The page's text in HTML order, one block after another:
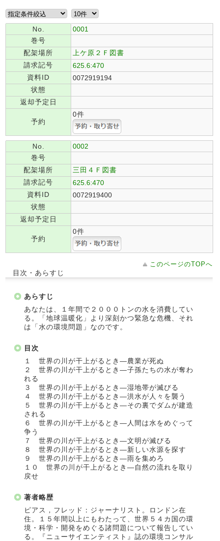
No.
0001
巻号
配架場所
上ケ原２Ｆ図書
請求記号
625.6:470
資料ID
0072919194
状態
返却予定日
予約
0件
No.
0002
巻号
配架場所
三田４Ｆ図書
請求記号
625.6:470
資料ID
0072919400
状態
返却予定日
予約
0件
このページのTOPへ
目次・あらすじ
あらすじ
あなたは、１年間で２０００トンの水を消費してい
る。「地球温暖化」より深刻かつ緊急な危機、それ
は「水の環境問題」なのです。
目次
１ 世界の川が干上がるとき―農業が死ぬ
２ 世界の川が干上がるとき―子孫たちの水が奪わ
れる
３ 世界の川が干上がるとき―湿地帯が滅びる
４ 世界の川が干上がるとき―洪水が人々を襲う
５ 世界の川が干上がるとき―その裏でダムが建造
される
６ 世界の川が干上がるとき―人間は水をめぐって
争う
７ 世界の川が干上がるとき―文明が滅びる
８ 世界の川が干上がるとき―新しい水源を探す
９ 世界の川が干上がるとき―雨を集めろ
１０ 世界の川が干上がるとき―自然の流れを取り
戻せ
著者略歴
ピアス，フレッド：ジャーナリスト。ロンドン在
住。１５年間以上にもわたって、世界５４カ国の環
境・科学・開発をめぐる諸問題について報告してい
る。『ニューサイエンティスト』誌の環境コンサル